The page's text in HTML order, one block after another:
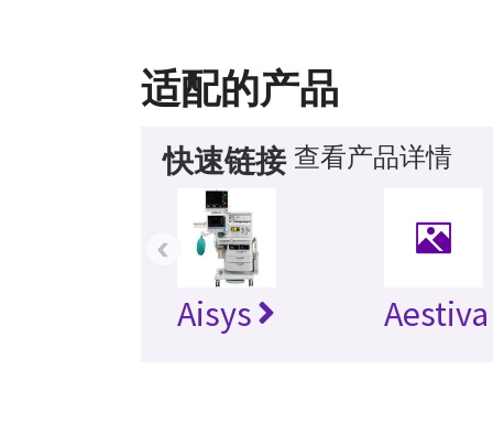
适配的产品
快速链接 查看产品详情
Aisys Aestiva
‹